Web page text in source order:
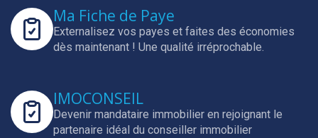
Ma Fiche de Paye
Externalisez vos payes et faites des économies
dès maintenant ! Une qualité irréprochable.
IMOCONSEIL
Devenir mandataire immobilier en rejoignant le
partenaire idéal du conseiller immobilier